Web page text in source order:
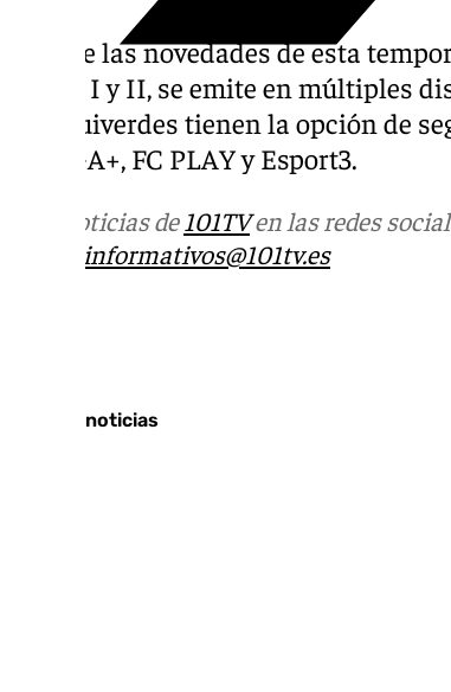
Una de las novedades de esta
Grupo I y II, se emite en múltiples
blanquiverdes tienen la opción de
LALIGA+, FC PLAY y Esport3.
Más noticias de101TVen las redes
informativos@101tv.es
Últimas noticias